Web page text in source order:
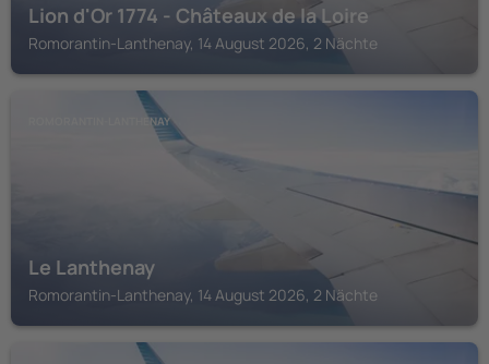
Lion d'Or 1774 - Châteaux de la Loire
Romorantin-Lanthenay, 14 August 2026, 2 Nächte
ROMORANTIN-LANTHENAY
Le Lanthenay
Romorantin-Lanthenay, 14 August 2026, 2 Nächte